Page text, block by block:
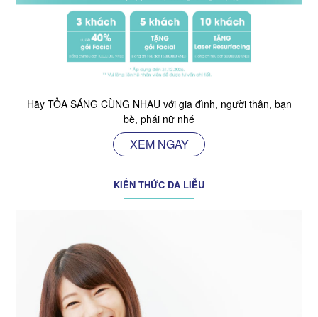
Hãy TỎA SÁNG CÙNG NHAU với gia đình, người thân, bạn
bè, phái nữ nhé
XEM NGAY
KIẾN THỨC DA LIỄU